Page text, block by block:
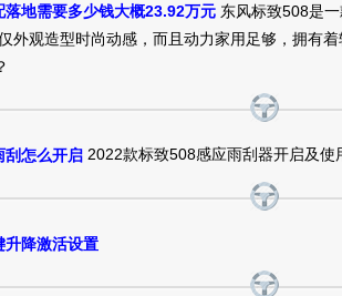
16.37万
购车时间： 2016年4月购车地址：湖北武汉市
购车时间：2016年4月购车地址：北京市 北京
标致5082015款 1.6THP 手自一体 致臻
落地需要多少钱大概23.92万元东风标致508是一
外观造型时尚动感，而且动力家用足够，拥有
刮怎么开启2022款标致508感应雨刮器开启及使
升降激活设置